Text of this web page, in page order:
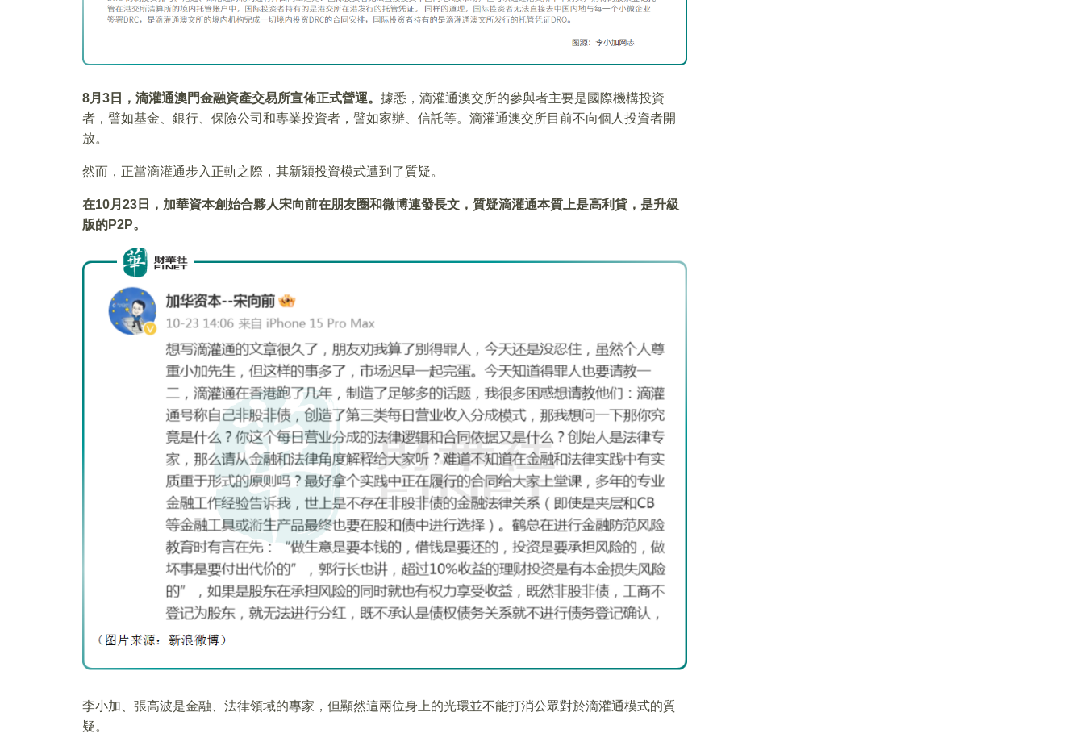
8月3日，滴灌通澳門金融資產交易所宣佈正式營運。 據悉，滴灌通澳交所的參與者主要是國際機構投資
者，譬如基金、銀行、保險公司和專業投資者，譬如家辦、信託等。滴灌通澳交所目前不向個人投資者開
放。
然而，正當滴灌通步入正軌之際，其新穎投資模式遭到了質疑。
在10月23日，加華資本創始合夥人宋向前在朋友圈和微博連發長文，質疑滴灌通本質上是高利貸，是升級
版的P2P。
李小加、張高波是金融、法律領域的專家，但顯然這兩位身上的光環並不能打消公眾對於滴灌通模式的質
疑。